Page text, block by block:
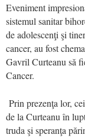
Eveniment
sistemul sanitar
de adolescenţi şi
cancer, au fost
Gavril Curteanu să
Cancer.
Prin prezenţa lor,
de la Curteanu în
truda şi speranţa